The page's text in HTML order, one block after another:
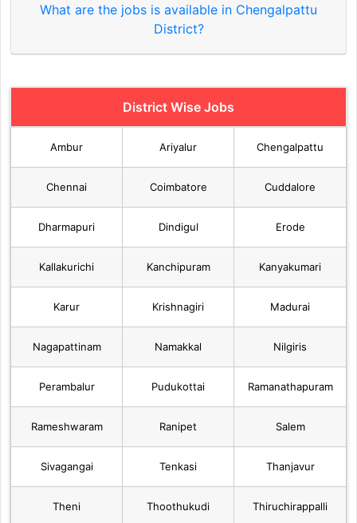
What are the jobs is available in Chengalpattu
District?
District Wise Jobs
Ambur Ariyalur Chengalpattu
Chennai Coimbatore Cuddalore
Dharmapuri Dindigul Erode
Kallakurichi Kanchipuram Kanyakumari
Karur Krishnagiri Madurai
Nagapattinam Namakkal Nilgiris
Perambalur Pudukottai Ramanathapuram
Rameshwaram Ranipet Salem
Sivagangai Tenkasi Thanjavur
Theni Thoothukudi Thiruchirappalli